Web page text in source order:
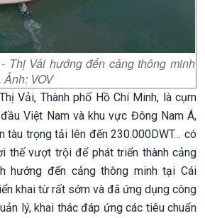
Thị Vải hướng đến cảng thông minh
Ảnh: VOV
Vải, Thành phố Hồ Chí Minh, là cụm
Việt Nam và khu vực Đông Nam Á,
tàu trọng tải lên đến 230.000DWT… có
thế vượt trội để phát triển thành cảng
hướng đến cảng thông minh tại Cái
khai từ rất sớm và đã ứng dụng công
lý, khai thác đáp ứng các tiêu chuẩn